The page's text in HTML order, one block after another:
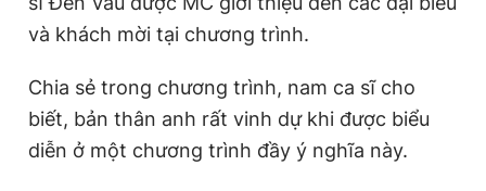
và khách mời tại chương trình.
Chia sẻ trong chương trình, nam ca sĩ cho
biết, bản thân anh rất vinh dự khi được biểu
diễn ở một chương trình đầy ý nghĩa này.